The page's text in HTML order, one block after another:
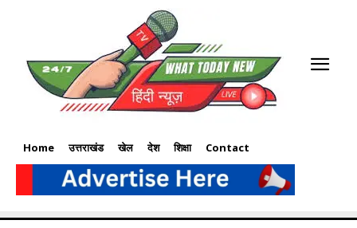
Home उत्तराखंड खेल देश शिक्षा Contact